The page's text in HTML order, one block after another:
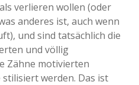
verlieren wollen (oder
anderes ist, auch wenn
und sind tatsächlich die
und völlig
Zähne motivierten
werden. Das ist